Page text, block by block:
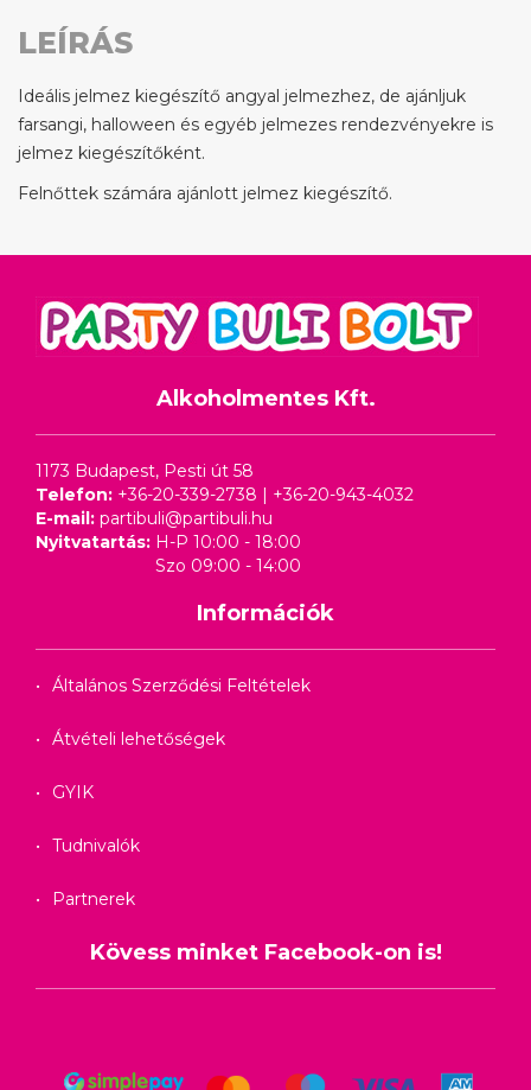
LEÍRÁS
Ideális jelmez kiegészítő angyal jelmezhez, de ajánljuk
farsangi, halloween és egyéb jelmezes rendezvényekre is
jelmez kiegészítőként.
Felnőttek számára ajánlott jelmez kiegészítő.
Alkoholmentes Kft.
1173 Budapest, Pesti út 58
Telefon: +36-20-339-2738 | +36-20-943-4032
E-mail: partibuli@partibuli.hu
Nyitvatartás: H-P 10:00 - 18:00
Szo 09:00 - 14:00
Információk
Általános Szerződési Feltételek
Átvételi lehetőségek
GYIK
Tudnivalók
Partnerek
Kövess minket Facebook-on is!